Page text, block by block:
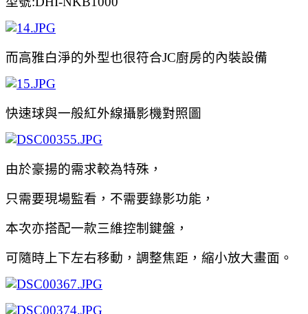
而高雅白淨的外型也很符合JC廚房的內裝設備
快速球與一般紅外線攝影機對照圖
由於豪揚的需求較為特殊，
只需要現場監看，不需要錄影功能，
本次亦搭配一款三維控制鍵盤，
可隨時上下左右移動，調整焦距，縮小放大畫面。